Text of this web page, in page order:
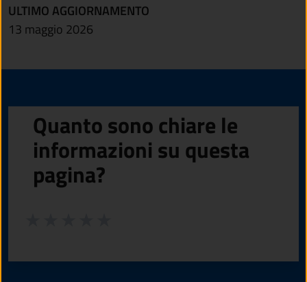
ULTIMO AGGIORNAMENTO
13 maggio 2026
Quanto sono chiare le
informazioni su questa
pagina?